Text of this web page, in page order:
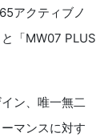
アクティブノ
「MW07 PLUS
ン、唯一無二
マンスに対す